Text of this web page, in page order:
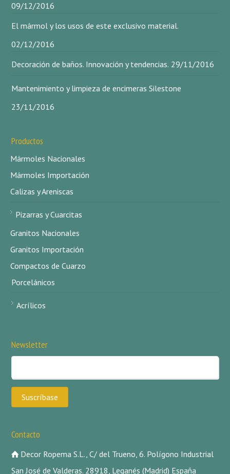
09/12/2016
El mármol y los usos de este exclusivo material.
02/12/2016
Decoración de baños. Innovación y tendencias. 29/11/2016
Mantenimiento y limpieza de encimeras Silestone
23/11/2016
Productos
Mármoles Nacionales
Mármoles Importación
Calizas y Areniscas
Pizarras y Cuarcitas
Granitos Nacionales
Granitos Importación
Compactos de Cuarzo
Porcelánicos
Acrílicos
Newsletter
Contacto
Decor Ropema S.L., C/ del Trueno, 6. Polígono Industrial
San José de Valderas. 28918, Leganés (Madrid) España